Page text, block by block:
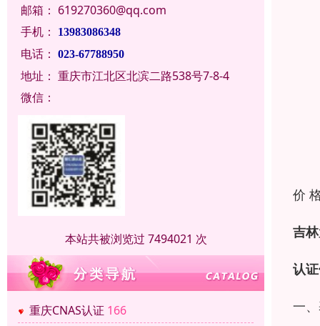
邮箱： 619270360@qq.com
手机：
13983086348
电话： 023-67788950
地址： 重庆市江北区北滨二路538号7-8-4
微信：
本站共被浏览过 7494021 次
重庆CNAS认证 166
价
吉
认
一